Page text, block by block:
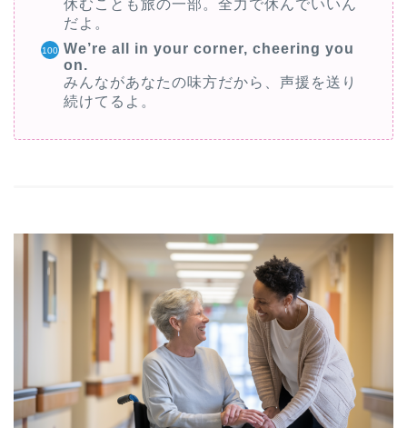
休むことも旅の一部。全力で休んでいいん
だよ。
We’re all in your corner, cheering you
on.
みんながあなたの味方だから、声援を送り
続けてるよ。